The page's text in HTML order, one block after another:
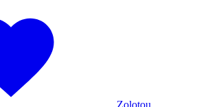
Zolotou